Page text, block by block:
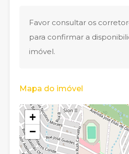
Favor consultar os
para confirmar a
imóvel.
Mapa do imóvel
+
−